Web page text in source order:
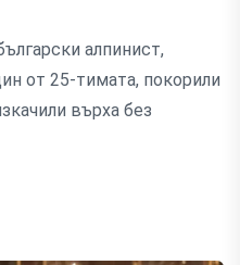
алпинист,
от 25-тимата, покорили
върха без